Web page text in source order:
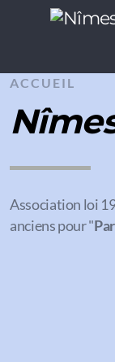
ACCUEIL
Association loi
anciens pour "